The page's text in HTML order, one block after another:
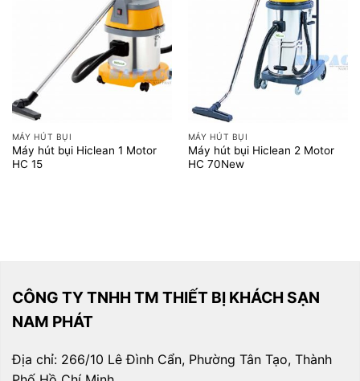
MÁY HÚT BỤI
Máy hút bụi Hiclean 1 Motor
HC 15
MÁY HÚT BỤI
Máy hút bụi Hiclean 2 Motor
HC 70New
CÔNG TY TNHH TM THIẾT BỊ KHÁCH SẠN
NAM PHÁT
Địa chỉ: 266/10 Lê Đình Cẩn, Phường Tân Tạo, Thành